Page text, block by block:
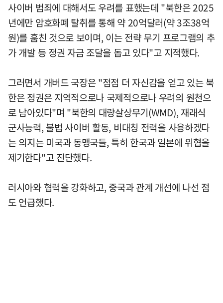
사이버 범죄에 대해서도 우려를 표했는데 "북한은 2025
년에만 암호화폐 탈취를 통해 약 20억달러(약 3조38억
원)를 훔친 것으로 보이며, 이는 전략 무기 프로그램의 추
가 개발 등 정권 자금 조달을 돕고 있다"고 지적했다.
그러면서 개버드 국장은 "점점 더 자신감을 얻고 있는 북
한은 정권은 지역적으로나 국제적으로나 우려의 원천으
로 남아있다"며 "북한의 대량살상무기(WMD), 재래식
군사능력, 불법 사이버 활동, 비대칭 전력을 사용하겠다
는 의지는 미국과 동맹국들, 특히 한국과 일본에 위협을
제기한다"고 진단했다.
러시아와 협력을 강화하고, 중국과 관계 개선에 나선 점
도 언급했다.